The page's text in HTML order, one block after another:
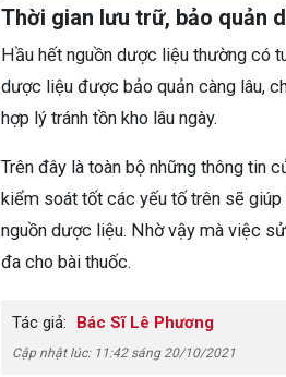
Thời gian lưu trữ, bảo quản
Hầu hết nguồn dược liệu thường có
dược liệu được bảo quản càng lâu,
hợp lý tránh tồn kho lâu ngày.
Trên đây là toàn bộ những thông tin
kiểm soát tốt các yếu tố trên sẽ
nguồn dược liệu. Nhờ vậy mà việc
đa cho bài thuốc.
Tác giả: Bác Sĩ Lê Phương
Cập nhật lúc: 11:42 sáng 20/10/2021